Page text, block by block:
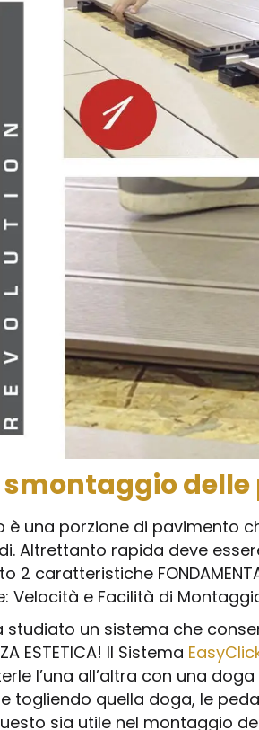
è una porzione di pavimento
Altrettanto rapida deve
2 caratteristiche
Velocità e Facilità di
studiato un sistema che
ESTETICA! Il Sistema
l’una all’altra con una
togliendo quella doga, le
sia utile nel montaggio